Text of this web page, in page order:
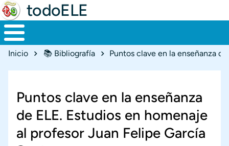
todoELE
Ruta de navegación
Inicio 📚 Bibliografía
Puntos clave en la enseñanza
de ELE. Estudios en homenaje
al profesor Juan Felipe García